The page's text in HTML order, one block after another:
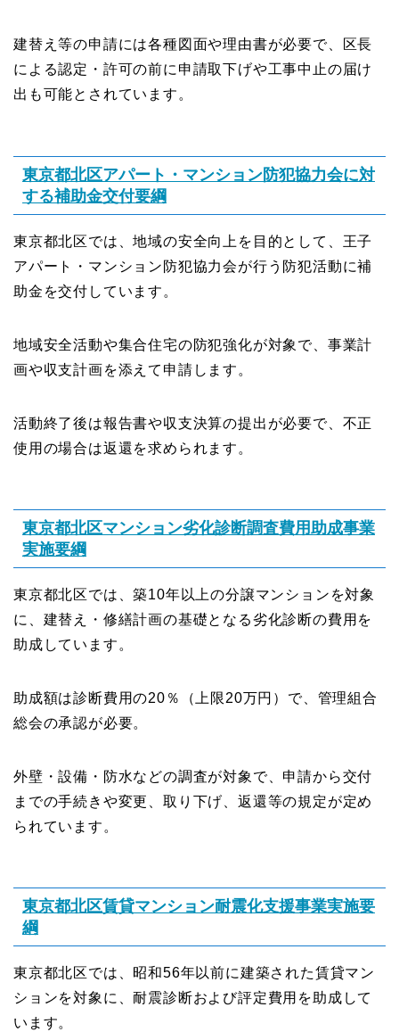
建替え等の申請には各種図面や理由書が必要で、区長
による認定・許可の前に申請取下げや工事中止の届け
出も可能とされています。
東京都北区アパート・マンション防犯協力会に対
する補助金交付要綱
東京都北区では、地域の安全向上を目的として、王子
アパート・マンション防犯協力会が行う防犯活動に補
助金を交付しています。
地域安全活動や集合住宅の防犯強化が対象で、事業計
画や収支計画を添えて申請します。
活動終了後は報告書や収支決算の提出が必要で、不正
使用の場合は返還を求められます。
東京都北区マンション劣化診断調査費用助成事業
実施要綱
東京都北区では、築10年以上の分譲マンションを対象
に、建替え・修繕計画の基礎となる劣化診断の費用を
助成しています。
助成額は診断費用の20％（上限20万円）で、管理組合
総会の承認が必要。
外壁・設備・防水などの調査が対象で、申請から交付
までの手続きや変更、取り下げ、返還等の規定が定め
られています。
東京都北区賃貸マンション耐震化支援事業実施要
綱
東京都北区では、昭和56年以前に建築された賃貸マン
ションを対象に、耐震診断および評定費用を助成して
います。